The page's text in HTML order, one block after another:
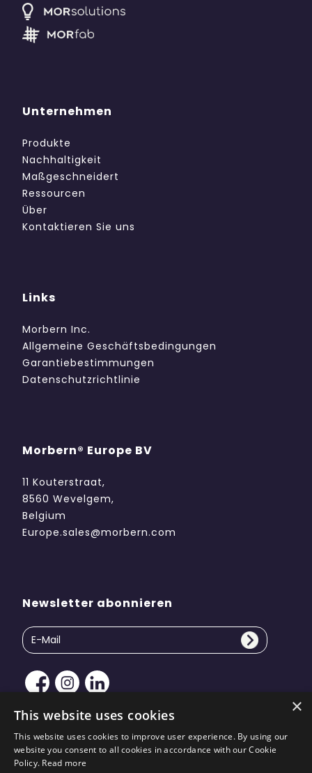
Unternehmen
Produkte
Nachhaltigkeit
Maßgeschneidert
Ressourcen
Über
Kontaktieren Sie uns
Links
Morbern Inc.
Allgemeine Geschäftsbedingungen
Garantiebestimmungen
Datenschutzrichtlinie
Morbern® Europe BV
11 Kouterstraat,
8560 Wevelgem,
Belgium
Europe.sales@morbern.com
Newsletter abonnieren
Copyright © 2026 Morbern Europe. Alle Rechte
×
This website uses cookies
This website uses cookies to improve user experience. By using our
website you consent to all cookies in accordance with our Cookie
Policy. Read more